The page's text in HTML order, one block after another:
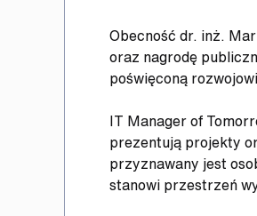
Obecność dr. inż.
oraz nagrodę
poświęconą
IT Manager of
prezentują projekty
przyznawany jest
stanowi przestrzeń